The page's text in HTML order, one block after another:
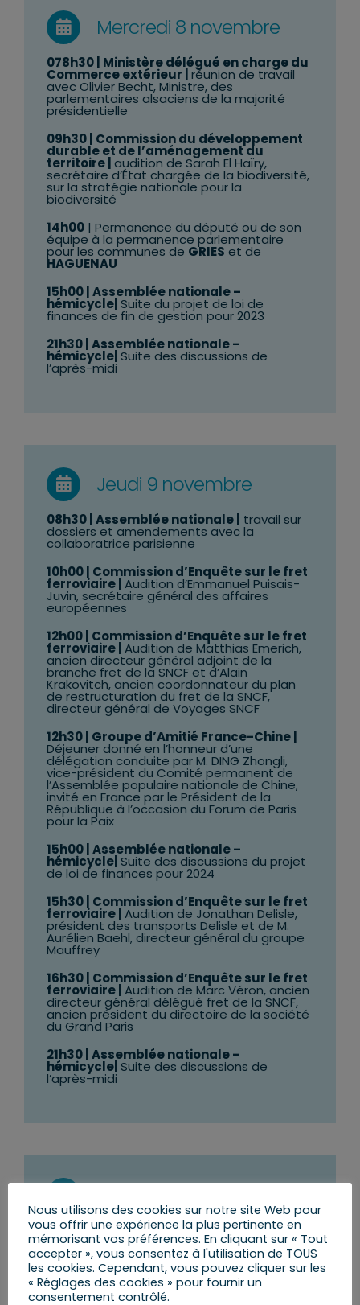
Mercredi 8 novembre
078h30 | Ministère délégué en charge du
Commerce extérieur | réunion de travail
avec Olivier Becht, Ministre, des
parlementaires alsaciens de la majorité
présidentielle
09h30 | Commission du développement
durable et de l’aménagement du
territoire | audition de Sarah El Haïry,
secrétaire d’État chargée de la biodiversité,
sur la stratégie nationale pour la
biodiversité
14h00| Permanence du député ou de son
équipe à la permanence parlementaire
pour les communes de GRIES et de
HAGUENAU
15h00| Assemblée nationale –
hémicycle| Suite du projet de loi de
finances de fin de gestion pour 2023
21h30| Assemblée nationale –
hémicycle| Suite des discussions de
l’après-midi
Jeudi 9 novembre
08h30 | Assemblée nationale | travail sur
dossiers et amendements avec la
collaboratrice parisienne
10h00 | Commission d’Enquête sur le fret
ferroviaire | Audition d’Emmanuel Puisais-
Juvin, secrétaire général des affaires
européennes
12h00 | Commission d’Enquête sur le fret
ferroviaire | Audition de Matthias Emerich,
ancien directeur général adjoint de la
branche fret de la SNCF et d’Alain
Krakovitch, ancien coordonnateur du plan
de restructuration du fret de la SNCF,
directeur général de Voyages SNCF
12h30 | Groupe d’Amitié France-Chine |
Déjeuner donné en l’honneur d’une
délégation conduite par M. DING Zhongli,
vice-président du Comité permanent de
l’Assemblée populaire nationale de Chine,
invité en France par le Président de la
République à l’occasion du Forum de Paris
pour la Paix
15h00| Assemblée nationale –
hémicycle| Suite des discussions du projet
de loi de finances pour 2024
15h30 | Commission d’Enquête sur le fret
ferroviaire | Audition de Jonathan Delisle,
président des transports Delisle et de M.
Aurélien Baehl, directeur général du groupe
Mauffrey
16h30 | Commission d’Enquête sur le fret
ferroviaire | Audition de Marc Véron, ancien
directeur général délégué fret de la SNCF,
ancien président du directoire de la société
du Grand Paris
21h30| Assemblée nationale –
hémicycle| Suite des discussions de
l’après-midi
09h00 | Permanence du député ou de son
équipe à LA WANTZENAU
10h30| Permanence du député ou de son
équipe àHOERDT
Nous utilisons des cookies sur notre site Web pour
vous offrir une expérience la plus pertinente en
mémorisant vos préférences. En cliquant sur « Tout
accepter », vous consentez à l'utilisation de TOUS
les cookies. Cependant, vous pouvez cliquer sur les
« Réglages des cookies » pour fournir un
consentement contrôlé.